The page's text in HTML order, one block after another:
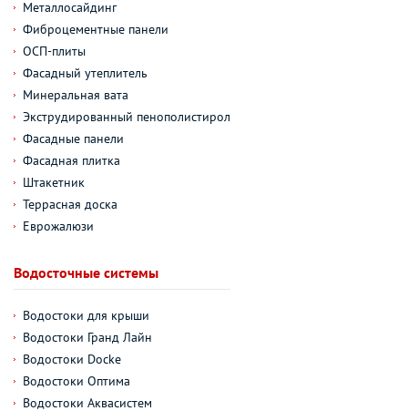
Металлосайдинг
Фиброцементные панели
ОСП-плиты
Фасадный утеплитель
Минеральная вата
Экструдированный пенополистирол
Фасадные панели
Фасадная плитка
Штакетник
Террасная доска
Еврожалюзи
Водосточные системы
Водостоки для крыши
Водостоки Гранд Лайн
Водостоки Docke
Водостоки Оптима
Водостоки Аквасистем